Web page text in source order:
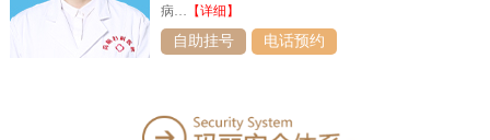
病… 【详细】
自助挂号 电话预约